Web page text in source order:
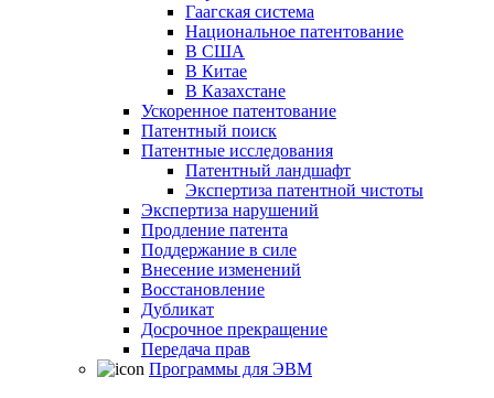
Гаагская система
Национальное патентование
В США
В Китае
В Казахстане
Ускоренное патентование
Патентный поиск
Патентные исследования
Патентный ландшафт
Экспертиза патентной чистоты
Экспертиза нарушений
Продление патента
Поддержание в силе
Внесение изменений
Восстановление
Дубликат
Досрочное прекращение
Передача прав
Программы для ЭВМ